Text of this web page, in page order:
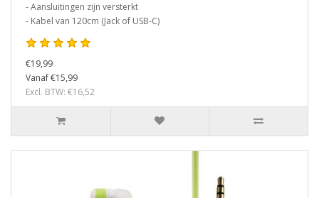
- Aansluitingen zijn versterkt
- Kabel van 120cm (Jack of USB-C)
€19,99
Vanaf €15,99
Excl. BTW: €16,52